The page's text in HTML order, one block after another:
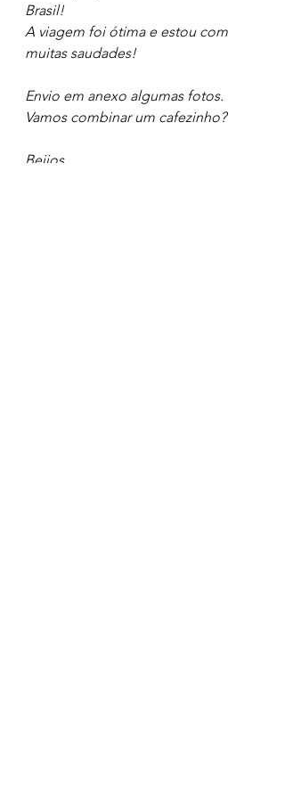
Brasil!
A viagem foi ótima e estou com
muitas saudades!
Envio em anexo algumas fotos.
Vamos combinar um cafezinho?
Beijos,